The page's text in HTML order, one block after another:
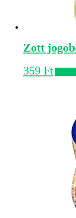
Zott
359 Ft